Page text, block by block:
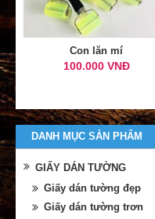
Con lăn mí
100.000 VNĐ
DANH MỤC SẢN PHẨM
GIẤY DÁN TƯỜNG
Giấy dán tường đẹp
Giấy dán tường trơn